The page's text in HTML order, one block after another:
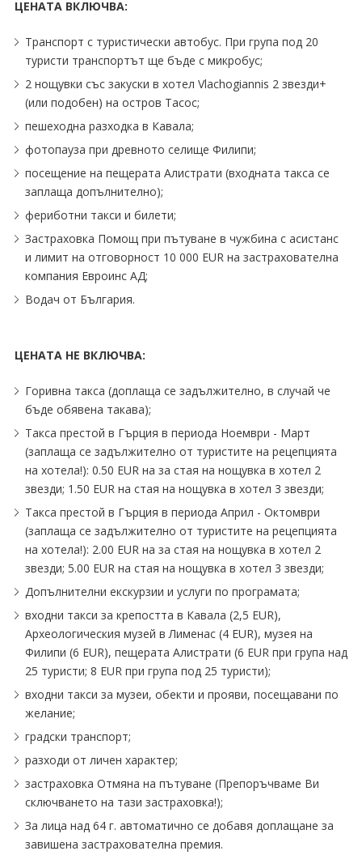
ЦЕНАТА ВКЛЮЧВА:
Транспорт с туристически автобус. При група под 20
туристи транспортът ще бъде с микробус;
2 нощувки със закуски в хотел Vlachogiannis 2 звезди+
(или подобен) на остров Тасос;
пешеходна разходка в Кавала;
фотопауза при древното селище Филипи;
посещение на пещерата Алистрати (входната такса се
заплаща допълнително);
фериботни такси и билети;
Застраховка Помощ при пътуване в чужбина с асистанс
и лимит на отговорност 10 000 EUR на застрахователна
компания Евроинс АД;
Водач от България.
ЦЕНАТА НЕ ВКЛЮЧВА:
Горивна такса (доплаща се задължително, в случай че
бъде обявена такава);
Такса престой в Гърция в периода Ноември - Март
(заплаща се задължително от туристите на рецепцията
на хотела!): 0.50 EUR на за стая на нощувка в хотел 2
звезди; 1.50 EUR на стая на нощувка в хотел 3 звезди;
Такса престой в Гърция в периода Април - Октомври
(заплаща се задължително от туристите на рецепцията
на хотела!): 2.00 EUR на за стая на нощувка в хотел 2
звезди; 5.00 EUR на стая на нощувка в хотел 3 звезди;
Допълнителни екскурзии и услуги по програмата;
входни такси за крепостта в Кавала (2,5 EUR),
Археологическия музей в Лименас (4 EUR), музея на
Филипи (6 EUR), пещерата Алистрати (6 EUR при група над
25 туристи; 8 EUR при група под 25 туристи);
входни такси за музеи, обекти и прояви, посещавани по
желание;
градски транспорт;
разходи от личен характер;
застраховка Отмяна на пътуване (Препоръчваме Ви
сключването на тази застраховка!);
За лица над 64 г. автоматично се добавя доплащане за
завишена застрахователна премия.